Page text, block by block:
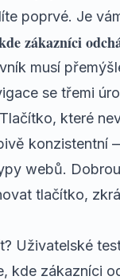
poprvé. Je
zákazníci
musí
se třemi
které
konzistentní
webů.
tlačítko,
Uživatelské
kde zákazníci